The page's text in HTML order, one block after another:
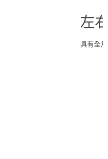
左
具有全